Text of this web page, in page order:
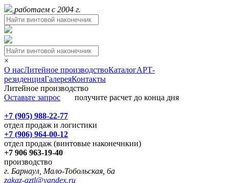
работаем с 2004 г.
×
О насЛитейное производствоКаталогАРТ-
резиденцияГалереяКонтакты
Литейное производство
Оставьте запрос получите расчет до конца дня
+7 (905) 988-22-77
отдел продаж и логистики
+7 (906) 964-00-12
отдел продаж (винтовые наконечнкии)
+7 906 963-19-40
производство
г. Барнаул, Мало-Тобольская, 6а
zakaz-aztl@yandex.ru